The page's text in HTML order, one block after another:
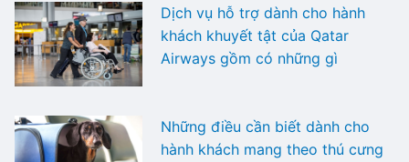
Dịch vụ hỗ trợ dành cho hành
khách khuyết tật của Qatar
Airways gồm có những gì
Những điều cần biết dành cho
hành khách mang theo thú cưng